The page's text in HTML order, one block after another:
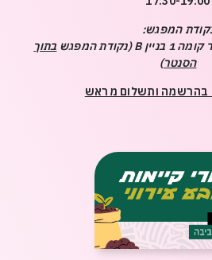
המפגש:
בתוך
הסנטר)
ותשלום מראש